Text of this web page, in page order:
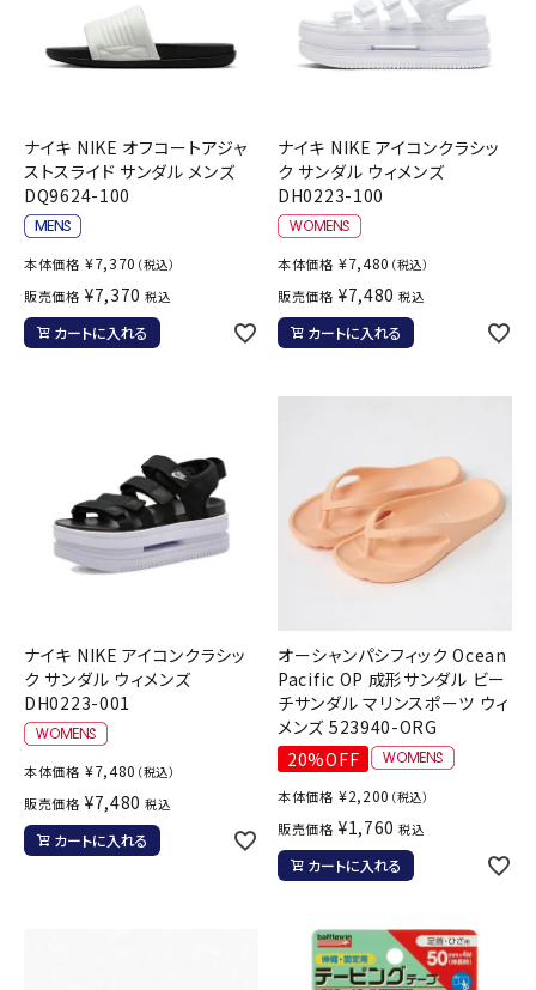
ナイキ NIKE オフコートアジャ
ストスライド サンダル メンズ
DQ9624-100
本体価格 ¥7,370 （税込）
販売価格 ¥7,370 税込
カートに入れる
ナイキ NIKE アイコンクラシッ
ク サンダル ウィメンズ
DH0223-100
本体価格 ¥7,480 （税込）
販売価格 ¥7,480 税込
カートに入れる
ナイキ NIKE アイコンクラシッ
ク サンダル ウィメンズ
DH0223-001
本体価格 ¥7,480 （税込）
販売価格 ¥7,480 税込
カートに入れる
オーシャンパシフィック Ocean
Pacific OP 成形サンダル ビー
チサンダル マリンスポーツ ウィ
メンズ 523940-ORG
20%OFF
本体価格 ¥2,200 （税込）
販売価格 ¥1,760 税込
カートに入れる